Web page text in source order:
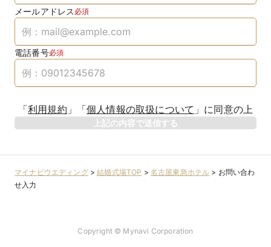
メールアドレス 必須
電話番号必須
「利用規約 」 「個人情報の取扱について 」 に同意の上
上記の内容で送信する
マイナビウエディング>結婚式場TOP > 名古屋東急ホテル > お問い合わ
せ入力
Copyright © Mynavi Corporation